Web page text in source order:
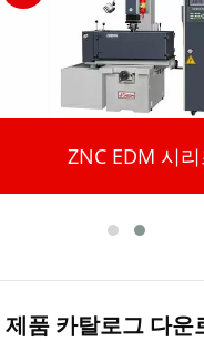
ZNC EDM 시리즈
제품 카탈로그 다운